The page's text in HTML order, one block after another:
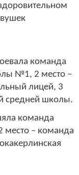
команда
№1, 2 место –
лицей, 3
средней школы.
команда
место – команда